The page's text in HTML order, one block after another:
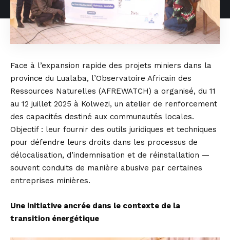
Face à l’expansion rapide des projets miniers dans la
province du Lualaba, l’Observatoire Africain des
Ressources Naturelles (AFREWATCH) a organisé, du 11
au 12 juillet 2025 à Kolwezi, un atelier de renforcement
des capacités destiné aux communautés locales.
Objectif : leur fournir des outils juridiques et techniques
pour défendre leurs droits dans les processus de
délocalisation, d’indemnisation et de réinstallation —
souvent conduits de manière abusive par certaines
entreprises minières.
Une initiative ancrée dans le contexte de la
transition énergétique